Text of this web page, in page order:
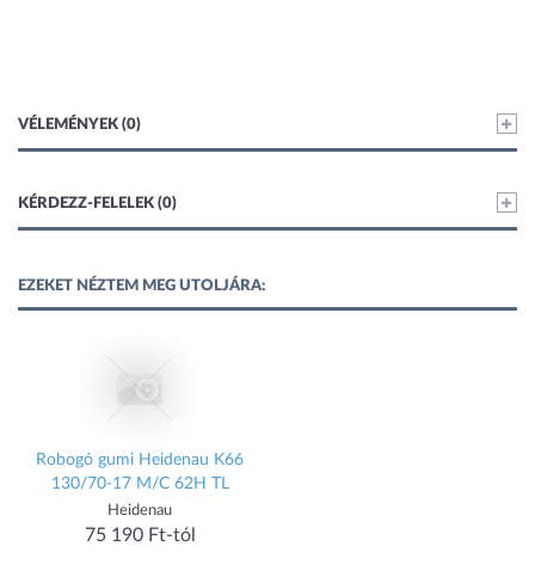
VÉLEMÉNYEK (0)
KÉRDEZZ-FELELEK (0)
EZEKET NÉZTEM MEG UTOLJÁRA:
Robogó gumi Heidenau K66
130/70-17 M/C 62H TL
Heidenau
75 190 Ft-tól